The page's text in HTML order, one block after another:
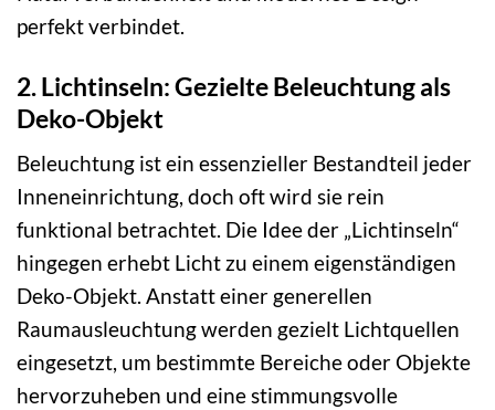
perfekt verbindet.
2. Lichtinseln: Gezielte Beleuchtung als
Deko-Objekt
Beleuchtung ist ein essenzieller Bestandteil jeder
Inneneinrichtung, doch oft wird sie rein
funktional betrachtet. Die Idee der „Lichtinseln“
hingegen erhebt Licht zu einem eigenständigen
Deko-Objekt. Anstatt einer generellen
Raumausleuchtung werden gezielt Lichtquellen
eingesetzt, um bestimmte Bereiche oder Objekte
hervorzuheben und eine stimmungsvolle